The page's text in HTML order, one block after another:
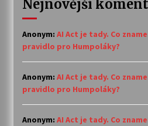
Nejnovější
Anonym: AI Act je tady. Co
pravidlo pro Humpoláky?
Anonym: AI Act je tady. Co
pravidlo pro Humpoláky?
Anonym: AI Act je tady. Co